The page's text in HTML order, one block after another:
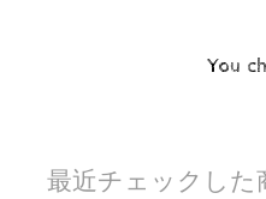
You
最近チェックした